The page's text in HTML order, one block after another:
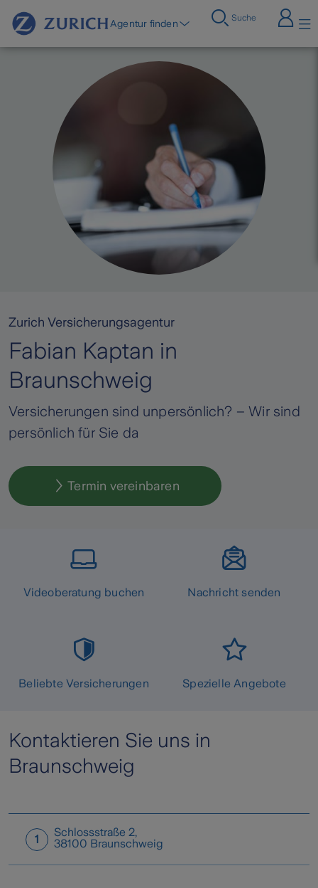
Agentur finden Suche
Zurich Versicherungsagentur
Fabian Kaptan in
Braunschweig
Versicherungen sind unpersönlich? – Wir sind
persönlich für Sie da
Termin vereinbaren
Videoberatung buchen Nachricht senden
Beliebte Versicherungen Spezielle Angebote
Kontaktieren Sie uns in
Braunschweig
1
Schlossstraße 2,
38100 Braunschweig